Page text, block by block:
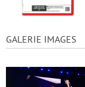
GALERIE IMAGES